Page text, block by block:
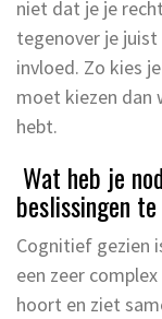
niet dat je je
tegenover je
invloed. Zo kies
moet kiezen dan
hebt.
Wat heb je
beslissingen
Cognitief gezien
een zeer
hoort en ziet